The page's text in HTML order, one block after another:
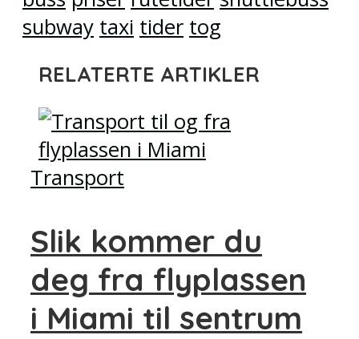
subway taxi tider tog
RELATERTE ARTIKLER
Transport
Slik kommer du
deg fra flyplassen
i Miami til sentrum